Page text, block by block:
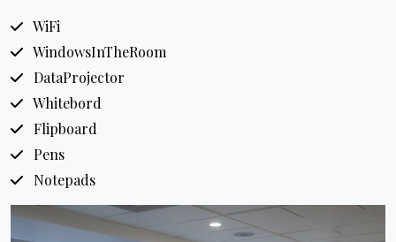
WiFi
WindowsInTheRoom
DataProjector
Whitebord
Flipboard
Pens
Notepads